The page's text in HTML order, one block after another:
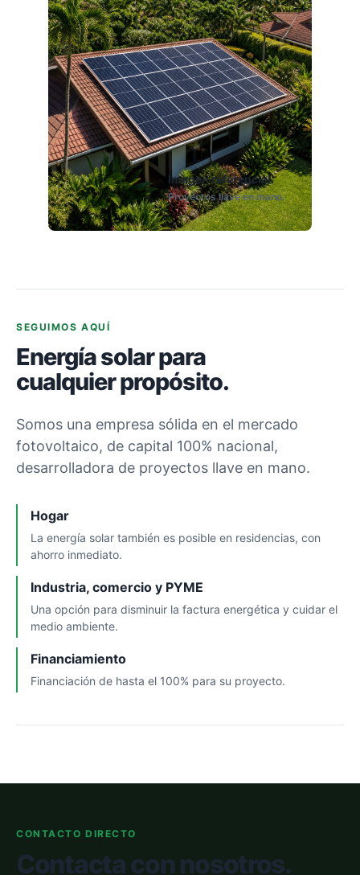
Imagen referencial.
Proyectos llave en mano.
SEGUIMOS AQUÍ
Energía solar para
cualquier propósito.
Somos una empresa sólida en el mercado
fotovoltaico, de capital 100% nacional,
desarrolladora de proyectos llave en mano.
Hogar
La energía solar también es posible en residencias, con
ahorro inmediato.
Industria, comercio y PYME
Una opción para disminuir la factura energética y cuidar el
medio ambiente.
Financiamiento
Financiación de hasta el 100% para su proyecto.
CONTACTO DIRECTO
Contacta con nosotros.